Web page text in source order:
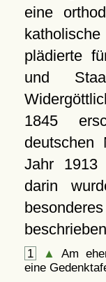
eine
plädierte
und
1845
deutschen
Jahr 1913
darin
1 ▲ Am
eine